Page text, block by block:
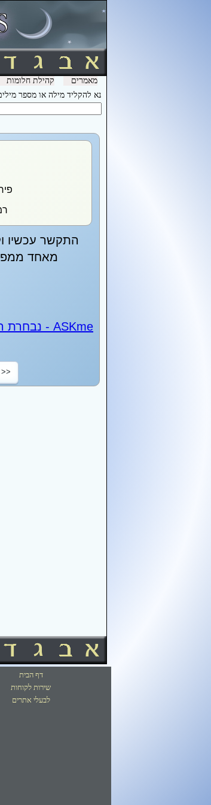
מאמרים קהילת חלומות
נא להקליד מילה או מספר
התקשר עכשיו
מאחד
ASKme - נבחרת המסטיקנים של ישראל - 24 שעות ביממה
דף הבית
שירות לקוחות
לבעלי אתרים